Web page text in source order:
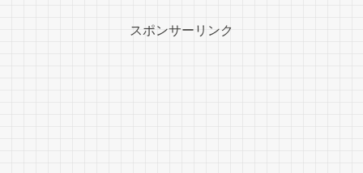
スポンサーリンク